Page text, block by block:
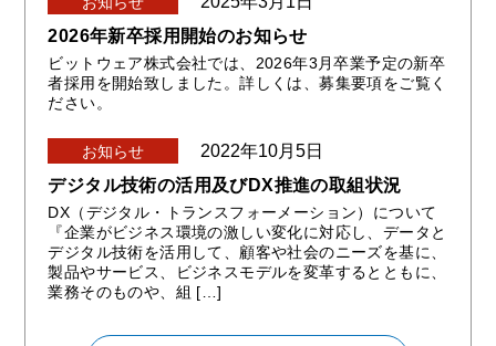
2026年新卒採用開始のお知らせ
ビットウェア株式会社では、2026年3月卒業予定の新卒
者採用を開始致しました。詳しくは、募集要項をご覧く
ださい。
お知らせ
2022年10月5日
デジタル技術の活用及びDX推進の取組状況
DX（デジタル・トランスフォーメーション）について
『企業がビジネス環境の激しい変化に対応し、データと
デジタル技術を活用して、顧客や社会のニーズを基に、
製品やサービス、ビジネスモデルを変革するとともに、
業務そのものや、組 […]